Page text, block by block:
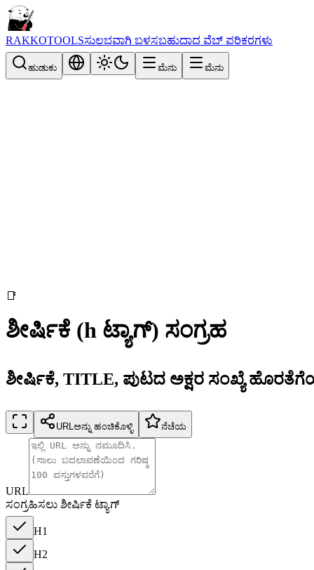
RAKKOTOOLSಸುಲಭವಾಗಿ ಬಳಸಬಹುದಾದ ವೆಬ್ ಪರಿಕರಗಳು
ಹುಡುಕು ಮೆನು ಮೆನು
📑
ಶೀರ್ಷಿಕೆ (h ಟ್ಯಾಗ್) ಸಂಗ್ರಹ
ಶೀರ್ಷಿಕೆ, TITLE, ಪುಟದ ಅಕ್ಷರ ಸಂಖ್ಯೆ
URLಅನ್ನು ಹಂಚಿಕೊಳ್ಳಿ ನೆಚೆಯ
URL
ಸಂಗ್ರಹಿಸಲು ಶೀರ್ಷಿಕೆ ಟ್ಯಾಗ್
H1
H2